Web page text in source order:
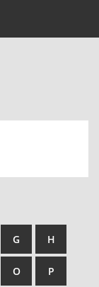
G H
O P